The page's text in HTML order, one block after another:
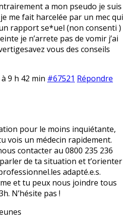
a mon pseudo je suis
me fait harcelée par un mec qui
rapport se*uel (non consenti )
je n’arrete pas de vomir j’ai
vous des conseils
9 h 42 min #67521 Répondre
pour le moins inquiétante,
vois un médecin rapidement.
contacter au 0800 235 236
de ta situation et t’orienter
adapté.e.s.
et tu peux nous joindre tous
N’hésite pas !